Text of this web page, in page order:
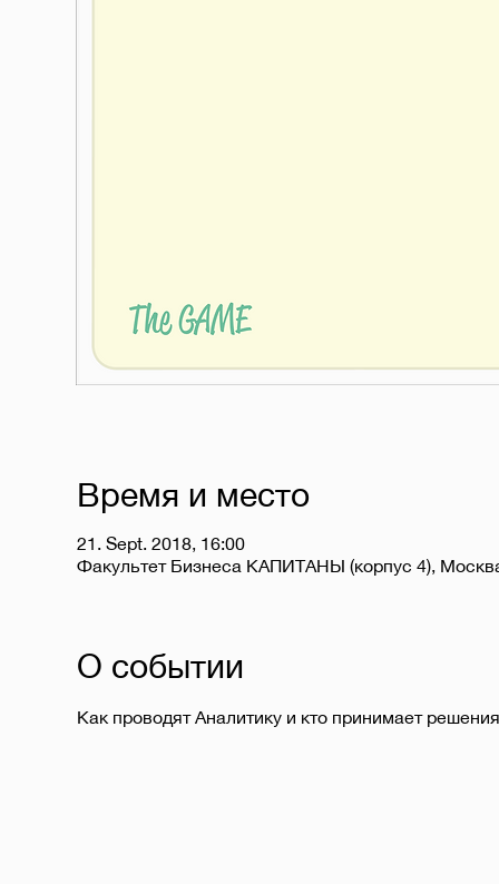
Время и место
21. Sept. 2018, 16:00
Факультет Бизнеса КАПИТАНЫ (корпус 4),
О событии
Как проводят Аналитику и кто принимает